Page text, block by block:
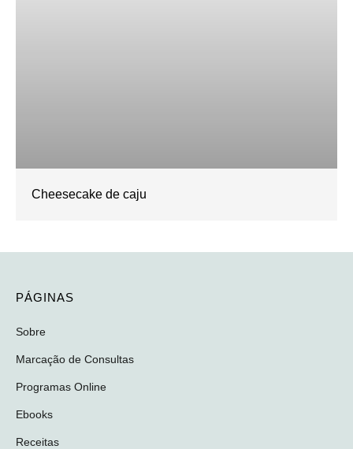
Cheesecake de caju
PÁGINAS
Sobre
Marcação de Consultas
Programas Online
Ebooks
Receitas